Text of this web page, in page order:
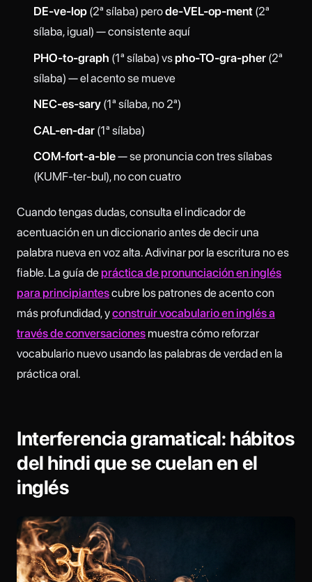
DE-ve-lop(2ª sílaba) perode-VEL-op-ment(2ª
sílaba, igual) — consistente aquí
PHO-to-graph (1ª sílaba) vspho-TO-gra-pher(2ª
sílaba) — el acento se mueve
NEC-es-sary(1ª sílaba, no 2ª)
CAL-en-dar(1ª sílaba)
COM-fort-a-ble— se pronuncia con tres sílabas
(KUMF-ter-bul), no con cuatro
Cuando tengas dudas, consulta el indicador de
acentuación en un diccionario antes de decir una
palabra nueva en voz alta. Adivinar por la escritura no es
fiable. La guía depráctica de pronunciación en inglés
para principiantescubre los patrones de acento con
más profundidad, yconstruir vocabulario en inglés a
través de conversaciones muestra cómo reforzar
vocabulario nuevo usando las palabras de verdad en la
práctica oral.
Interferencia gramatical: hábitos
del hindi que se cuelan en el
inglés